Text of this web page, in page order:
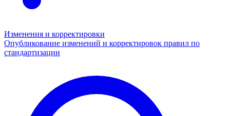
Изменения и корректировки
Опубликование изменений и корректировок правил по
стандартизации